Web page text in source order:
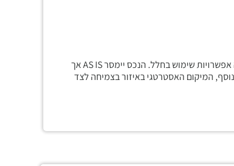
בבניין ייחודי ועצמאי, קומה שלמה מתוך חמש, פוטנציאל גדול מאוד והרבה אפשרויות שימוש בחלל. הנכס יימסר AS IS אך
המיקום האסטרטגי באיזור בצמיחה לצד